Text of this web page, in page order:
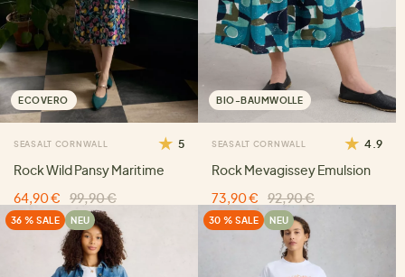
ECOVERO
SEASALT CORNWALL 5
Rock Wild Pansy Maritime
64,90 €
99,90 €
BIO-BAUMWOLLE
SEASALT CORNWALL 4.9
Rock Mevagissey Emulsion
73,90 €
92,90 €
36 % SALE NEU 30 % SALE NEU